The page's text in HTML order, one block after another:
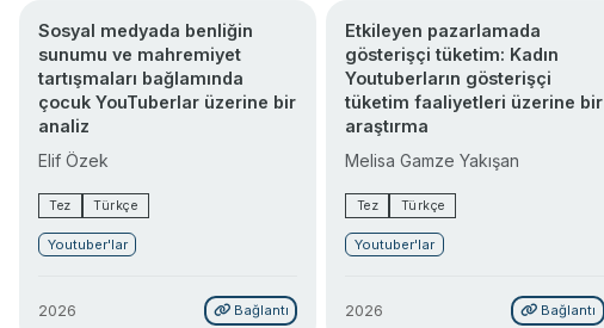
Sosyal medyada benliğin
sunumu ve mahremiyet
tartışmaları bağlamında
çocuk YouTuberlar üzerine bir
analiz
Elif Özek
Tez Türkçe
Youtuber'lar
2026 Bağlantı
Etkileyen pazarlamada
gösterişçi tüketim: Kadın
Youtuberların gösterişçi
tüketim faaliyetleri üzerine bir
araştırma
Melisa Gamze Yakışan
Tez Türkçe
Youtuber'lar
2026 Bağlantı